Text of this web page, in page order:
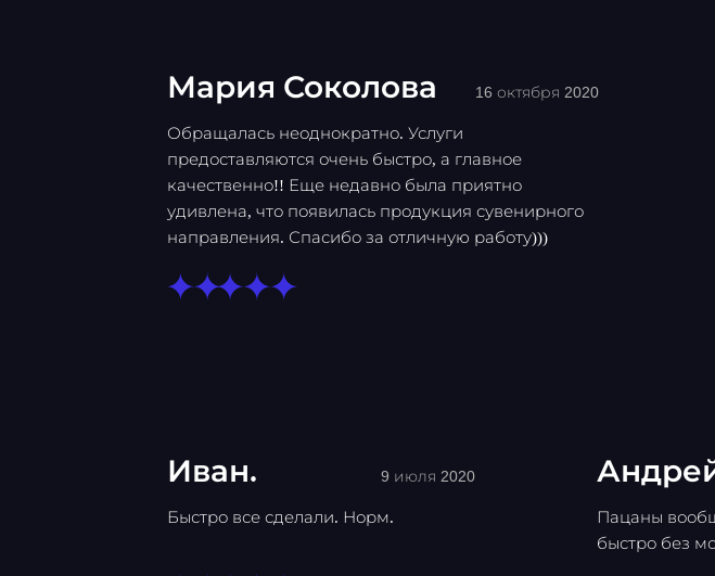
Мария Соколова 16 октября 2020
Обращалась неоднократно. Услуги
предоставляются очень быстро, а главное
качественно!! Еще недавно была приятно
удивлена, что появилась продукция сувенирного
направления. Спасибо за отличную работу)))
Иван. 9 июля 2020
Быстро все сделали. Норм.
Пацаны
быстро без